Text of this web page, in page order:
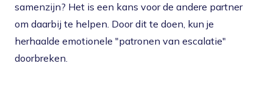
samenzijn? Het is een kans voor de andere partner
om daarbij te helpen. Door dit te doen, kun je
herhaalde emotionele "patronen van escalatie"
doorbreken.